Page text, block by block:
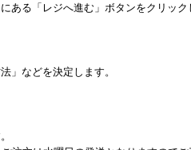
ある「レジへ進む」ボタンをクリック
」などを決定します。